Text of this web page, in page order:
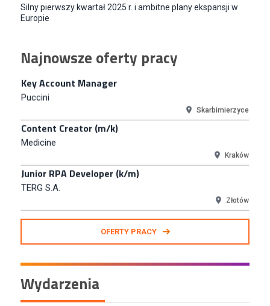
Silny pierwszy kwartał 2025 r. i ambitne plany ekspansji w
Europie
Najnowsze oferty pracy
Skarbimierzyce
Content Creator (m/k)
Junior RPA Developer (k/m)
TERG S.A.
Kupiec / Kupczyni Fashion
Smyk S.A.
Młodszy Specjalista ds. Contentu i Social Media
CCC S.A.
Specjalista ds. Rozwoju Systemów IT (km)
N2H Sp. z o.o.
KAN SP Z O O
Specjalista/tka ds. Utrzymania Ruchu
OFERTY PRACY
Wydarzenia